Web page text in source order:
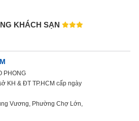
KHÁCH SẠN
PHONG
KH & ĐT TP.HCM cấp ngày
Vương, Phường Chợ Lớn,